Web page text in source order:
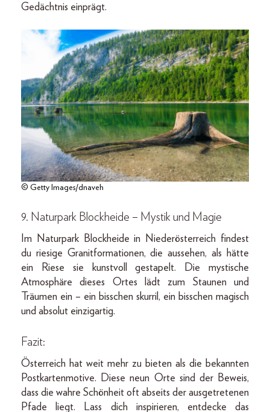
Gedächtnis einprägt.
© Getty Images/dnaveh
9. Naturpark Blockheide – Mystik und Magie
Im Naturpark Blockheide in Niederösterreich findest
du riesige Granitformationen, die aussehen, als hätte
ein Riese sie kunstvoll gestapelt. Die mystische
Atmosphäre dieses Ortes lädt zum Staunen und
Träumen ein – ein bisschen skurril, ein bisschen magisch
und absolut einzigartig.
Fazit:
Österreich hat weit mehr zu bieten als die bekannten
Postkartenmotive. Diese neun Orte sind der Beweis,
dass die wahre Schönheit oft abseits der ausgetretenen
Pfade liegt. Lass dich inspirieren, entdecke das